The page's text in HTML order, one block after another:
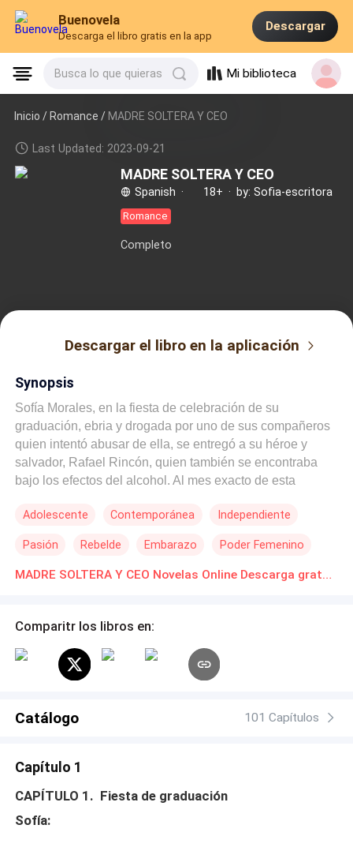
Buenovela
Descarga el libro gratis en la app
Descargar
Busca lo que quieras Mi biblioteca
Inicio /Romance / MADRE SOLTERA Y CEO
Last Updated: 2023-09-21
MADRE SOLTERA Y CEO
Spanish · 18+ · by: Sofia-escritora
Romance
Completo
Descargar el libro en la aplicación
Synopsis
Sofía Morales, en la fiesta de celebración de su
graduación, ebria y drogada por uno de sus compañeros
quien intentó abusar de ella, se entregó a su héroe y
salvador, Rafael Rincón, quien también se encontraba
bajo los efectos del alcohol. Al mes exacto de esta
síntomas de su embarazo múltiple, lo cual fue un
sabía quién era el padre de su hijo, ni siquiera ella
misma. Estando en su sexto mes de embarazo, su padre
bien visto por los otros accionistas de la Naviera, para
error: ser madre soltera. Por su parte, Rafael Rincón,
hombre enigmático, ganadero, quien había perdido a su
la bella y virginal jovencita a quien rescató y luego hizo
Adolescente Contemporánea Independiente
Pasión Rebelde Embarazo Poder Femenino
MADRE SOLTERA Y CEO Novelas Online Descarga gratuita de PDF
Comparitr los libros en:
Catálogo 101 Capítulos
Capítulo 1
CAPÍTULO 1. Fiesta de graduación
Sofía: